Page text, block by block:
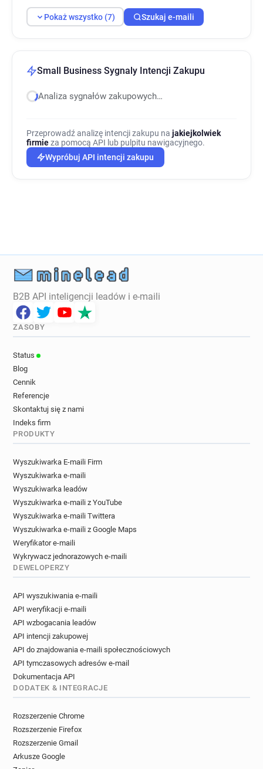
g*******@smallbusiness.co.uk
j*****@smallbusiness.co.uk
Pokaż wszystko (7) Szukaj e-maili
Small Business Sygnaly Intencji Zakupu
Analiza sygnałów zakupowych…
Przeprowadź analizę intencji zakupu na jakiejkolwiek
firmieza pomocą API lub pulpitu nawigacyjnego.
Wypróbuj API intencji zakupu
B2B API inteligencji leadów i e-maili
ZASOBY
Status
Blog
Cennik
Referencje
Skontaktuj się z nami
Indeks firm
PRODUKTY
Wyszukiwarka E-maili Firm
Wyszukiwarka e-maili
Wyszukiwarka leadów
Wyszukiwarka e-maili z YouTube
Wyszukiwarka e-maili Twittera
Wyszukiwarka e-maili z Google Maps
Weryfikator e-maili
Wykrywacz jednorazowych e-maili
DEWELOPERZY
API wyszukiwania e-maili
API weryfikacji e-maili
API wzbogacania leadów
API intencji zakupowej
API do znajdowania e-maili społecznościowych
API tymczasowych adresów e-mail
Dokumentacja API
DODATEK & INTEGRACJE
Rozszerzenie Chrome
Rozszerzenie Firefox
Rozszerzenie Gmail
Arkusze Google